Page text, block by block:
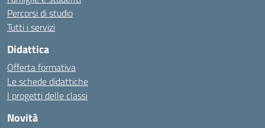
Percorsi di studio
Tutti i servizi
Didattica
Offerta formativa
Le schede didattiche
I progetti delle classi
Novità